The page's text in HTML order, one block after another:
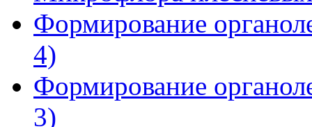
Формирование
4)
Формирование
3)